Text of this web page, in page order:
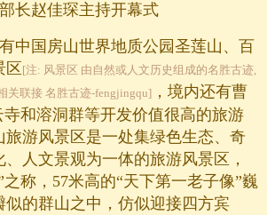
长赵佳琛主持开幕式
国房山世界地质公园圣莲山、百
区 [注: 风景区 由自然或人文历史组成的名胜古迹,
关联接 名胜古迹-fengjingqu] ，境内还有曹
寺和溶洞群等开发价值很高的旅游
旅游风景区是一处集绿色生态、奇
人文景观为一体的旅游风景区，
称，57米高的“天下第一老子像”巍
似的群山之中，仿似迎接四方宾